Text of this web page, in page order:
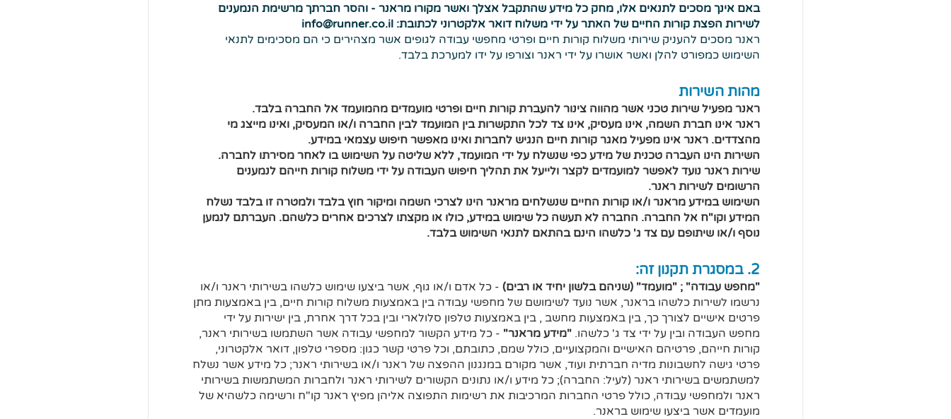
באם אינך מסכים לתנאים אלו, מחק כל מידע שהתקבל אצלך ואשר מקורו מראנר - והסר חברתך מרשימת הנמענים
לשירות הפצת קורות החיים של האתר על ידי משלוח דואר אלקטרוני לכתובת: info@runner.co.il
ראנר מסכים להעניק שירותי משלוח קורות חיים ופרטי מחפשי עבודה לגופים אשר מצהירים כי הם מסכימים לתנאי
השימוש כמפורט להלן ואשר אושרו על ידי ראנר וצורפו על ידו למערכת בלבד.
מהות השירות
ראנר מפעיל שירות טכני אשר מהווה צינור להעברת קורות חיים ופרטי מועמדים מהמועמד אל החברה בלבד.
ראנר אינו חברת השמה, אינו מעסיק, אינו צד לכל התקשרות בין המועמד לבין החברה ו/או המעסיק, ואינו מייצג מי
מהצדדים. ראנר אינו מפעיל מאגר קורות חיים הנגיש לחברות ואינו מאפשר חיפוש עצמאי במידע.
השירות הינו העברה טכנית של מידע כפי שנשלח על ידי המועמד, ללא שליטה על השימוש בו לאחר מסירתו לחברה.
שירות ראנר נועד לאפשר למועמדים לקצר ולייעל את תהליך חיפוש העבודה על ידי משלוח קורות חייהם לנמענים
הרשומים לשירות ראנר.
השימוש במידע מראנר ו/או קורות החיים שנשלחים מראנר הינו לצרכי השמה ומיקור חוץ בלבד ולמטרה זו בלבד נשלח
המידע וקו"ח אל החברה. החברה לא תעשה כל שימוש במידע, כולו או מקצתו לצרכים אחרים כלשהם. העברתם לנמען
נוסף ו/או שיתופם עם צד ג' כלשהו הינם בהתאם לתנאי השימוש בלבד.
2. במסגרת תקנון זה:
"מחפש עבודה" ; "מועמד" (שניהם בלשון יחיד או רבים)- כל אדם ו/או גוף, אשר ביצעו שימוש כלשהו בשירותי ראנר ו/או
נרשמו לשירות כלשהו בראנר, אשר נועד לשימושם של מחפשי עבודה בין באמצעות משלוח קורות חיים, בין באמצעות מתן
פרטים אישיים לצורך כך, בין באמצעות מחשב , בין באמצעות טלפון סלולארי ובין בכל דרך אחרת, בין ישירות על ידי
מחפש העבודה ובין על ידי צד ג' כלשהו. "מידע מראנר" - כל מידע הקשור למחפשי עבודה אשר השתמשו בשירותי ראנר,
קורות חייהם, פרטיהם האישיים והמקצועיים, כולל שמם, כתובתם, וכל פרטי קשר כגון: מספרי טלפון, דואר אלקטרוני,
פרטי גישה לחשבונות מדיה חברתית ועוד, אשר מקורם במנגנון ההפצה של ראנר ו/או בשירותי ראנר; כל מידע אשר נשלח
למשתמשים בשירותי ראנר (לעיל: החברה); כל מידע ו/או נתונים הקשורים לשירותי ראנר ולחברות המשתמשות בשירותי
ראנר ולמחפשי עבודה, כולל פרטי החברות המרכיבות את רשימות התפוצה אליהן מפיץ ראנר קו"ח ורשימה כלשהיא של
מועמדים אשר ביצעו שימוש בראנר.